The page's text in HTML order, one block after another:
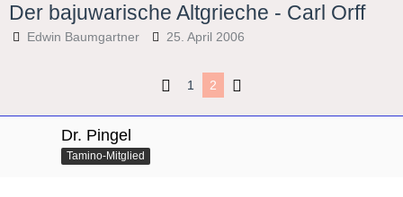
Der bajuwarische Altgrieche - Carl Orff
Edwin Baumgartner 25. April 2006
1 2
Dr. Pingel
Tamino-Mitglied